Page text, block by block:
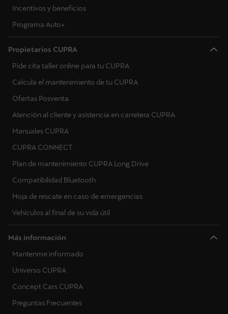
Incentivos y beneficios
Programa Auto+
Propietarios CUPRA
Pide cita taller online para tu CUPRA
Calcula el mantenimiento de tu CUPRA
Ofertas Posventa
Atención al cliente y asistencia en carretera CUPRA
Manuales CUPRA
CUPRA CONNECT
Plan de mantenimiento CUPRA Long Drive
Compatibilidad Bluetooth
Hoja de rescate en caso de emergencias
Vehículos al final de su vida útil
Más información
Mantenme informado
Universo CUPRA
Concept Cars CUPRA
Preguntas Frecuentes